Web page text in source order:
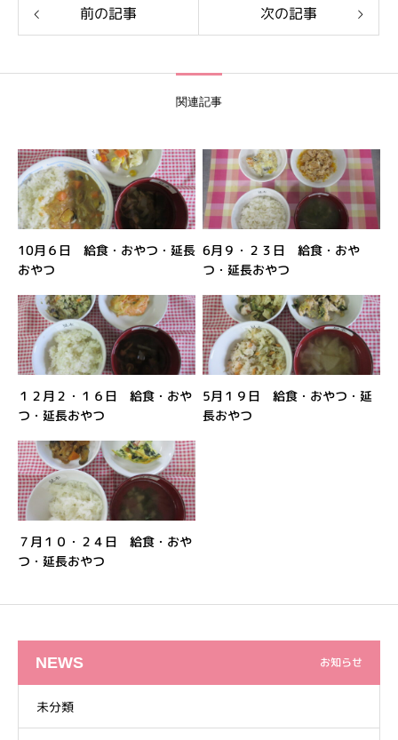
前の記事 次の記事
関連記事
10月６日 給食・おやつ・延長
おやつ
6月９・２３日 給食・おや
つ・延長おやつ
１２月２・１６日 給食・おや
つ・延長おやつ
5月１９日 給食・おやつ・延
長おやつ
７月１０・２４日 給食・おや
つ・延長おやつ
NEWS お知らせ
未分類